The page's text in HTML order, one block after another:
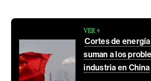
VER +
Cortes de
suman a los
industria en China